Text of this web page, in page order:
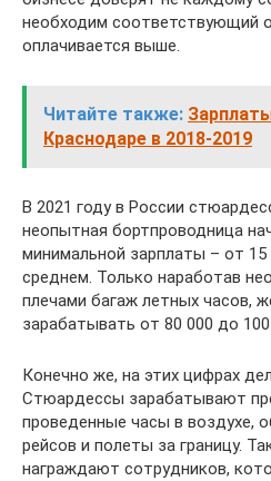
необходим соответствующий
оплачивается выше.
Читайте также:
Краснодаре в 2018-2019
В 2021 году в России
неопытная бортпроводница
минимальной зарплаты – от 15
среднем. Только наработав
плечами багаж летных часов,
зарабатывать от 80 000 до 100
Конечно же, на этих цифрах
Стюардессы зарабатывают
проведенные часы в воздухе,
рейсов и полеты за границу.
награждают сотрудников,